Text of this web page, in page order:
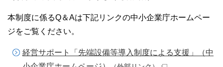
本制度に係るQ＆Aは下記リンクの中小企業庁ホームペー
ジをご覧ください。
経営サポート「先端設備等導入制度による支援」（中